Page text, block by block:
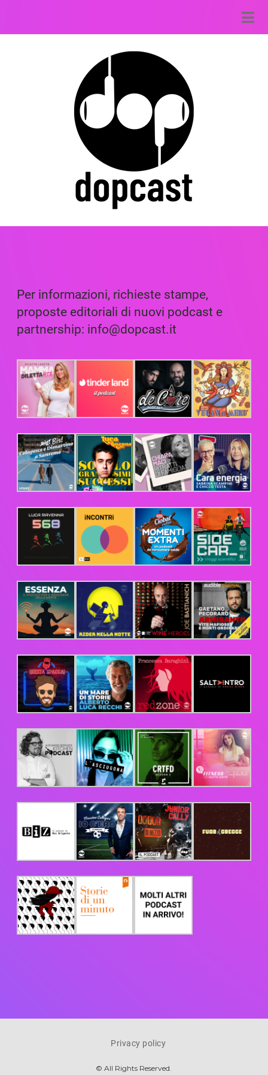
Per informazioni, richieste stampe,
proposte editoriali di nuovi podcast e
partnership: info@dopcast.it
Privacy policy
© All Rights Reserved.